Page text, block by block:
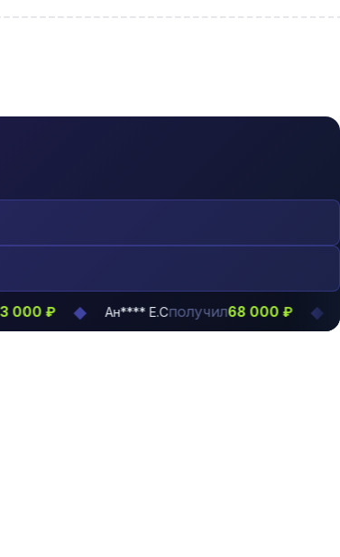
◆ Ан**** Е.Сполучил68 000 ₽ ◆ Ма****